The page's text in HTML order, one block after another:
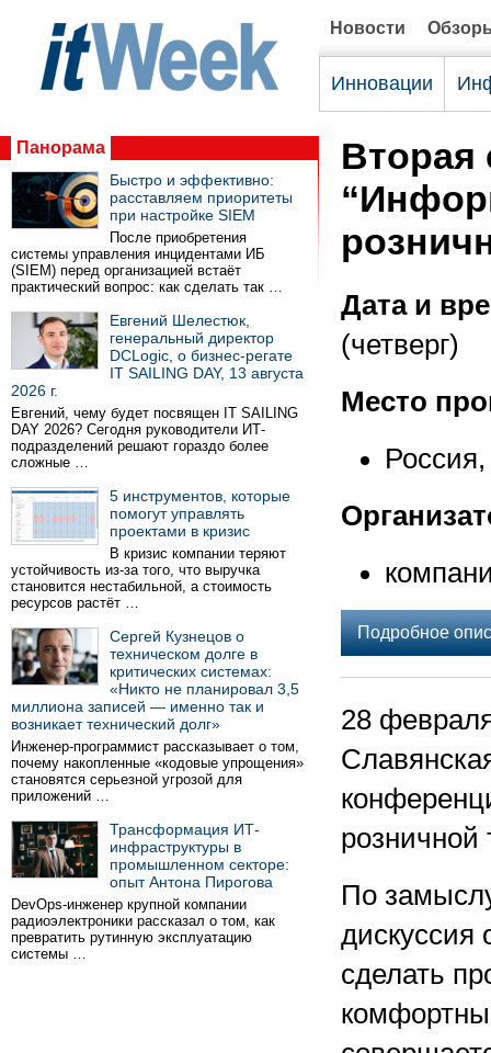
Новости
Инновации
Панорама
Быстро и эффективно:
расставляем приоритеты
при настройке SIEM
После приобретения
системы управления инцидентами ИБ
(SIEM) перед организацией встаёт
практический вопрос: как сделать так …
Евгений Шелестюк,
генеральный директор
DCLogic, о бизнес-регате
IT SAILING DAY, 13 августа
2026 г.
Евгений, чему будет посвящен IT SAILING
DAY 2026? Сегодня руководители ИТ-
подразделений решают гораздо более
сложные …
5 инструментов, которые
помогут управлять
проектами в кризис
В кризис компании теряют
устойчивость из-за того, что выручка
становится нестабильной, а стоимость
ресурсов растёт …
Сергей Кузнецов о
техническом долге в
критических системах:
«Никто не планировал 3,5
миллиона записей — именно так и
возникает технический долг»
Инженер-программист рассказывает о том,
почему накопленные «кодовые упрощения»
становятся серьезной угрозой для
приложений …
Трансформация ИТ-
инфраструктуры в
промышленном секторе:
опыт Антона Пирогова
DevOps-инженер крупной компании
радиоэлектроники рассказал о том, как
превратить рутинную эксплуатацию
системы …
Вторая
Дата и
(четверг)
Место
Подробное
28
розничной
По
дискуссия
сделать